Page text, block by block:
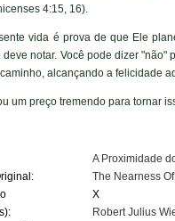
4:15, 16).
vida é prova de que Ele
deve notar. Você pode dizer "não"
alcançando a felicidade
um preço tremendo para tornar
A Proximidade
The Nearness
X
Robert Julius